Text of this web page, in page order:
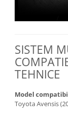
SISTEM
TEHNICE
Model
Toyota Avensis